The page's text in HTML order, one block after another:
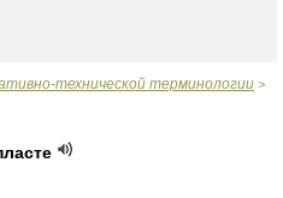
технической терминологии >